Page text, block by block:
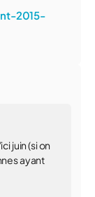
2015-
juin (si on
ayant